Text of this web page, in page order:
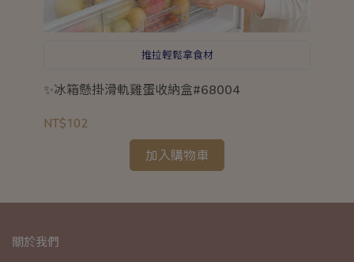
推拉輕鬆拿食材
✨冰箱懸掛滑軌雞蛋收納盒#68004
NT$102
加入購物車
關於我們